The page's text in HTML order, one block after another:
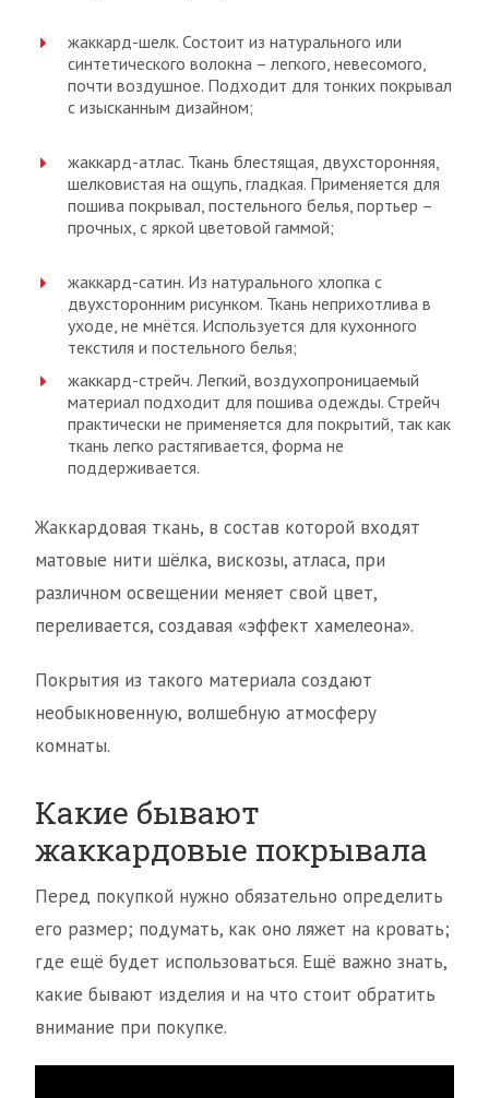
жаккард-шелк. Состоит из натурального или
синтетического волокна – легкого, невесомого,
почти воздушное. Подходит для тонких покрывал
с изысканным дизайном;
жаккард-атлас. Ткань блестящая, двухсторонняя,
шелковистая на ощупь, гладкая. Применяется для
пошива покрывал, постельного белья, портьер –
прочных, с яркой цветовой гаммой;
жаккард-сатин. Из натурального хлопка с
двухсторонним рисунком. Ткань неприхотлива в
уходе, не мнётся. Используется для кухонного
текстиля и постельного белья;
жаккард-стрейч. Легкий, воздухопроницаемый
материал подходит для пошива одежды. Стрейч
практически не применяется для покрытий, так как
ткань легко растягивается, форма не
поддерживается.
Жаккардовая ткань, в состав которой входят
матовые нити шёлка, вискозы, атласа, при
различном освещении меняет свой цвет,
переливается, создавая «эффект хамелеона».
Покрытия из такого материала создают
необыкновенную, волшебную атмосферу
комнаты.
Какие бывают
жаккардовые покрывала
Перед покупкой нужно обязательно определить
его размер; подумать, как оно ляжет на кровать;
где ещё будет использоваться. Ещё важно знать,
какие бывают изделия и на что стоит обратить
внимание при покупке.